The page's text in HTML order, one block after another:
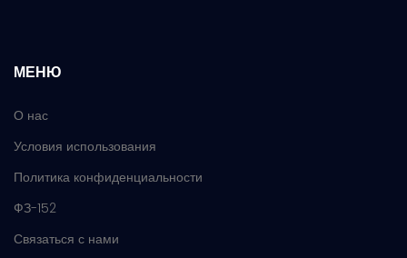
МЕНЮ
О нас
Условия использования
Политика конфиденциальности
ФЗ-152
Связаться с нами